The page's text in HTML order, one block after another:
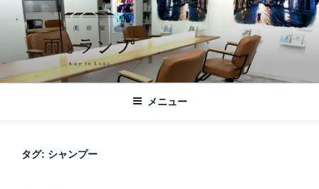
ツ
美容室 雨とランプ – AME TO LAMP -
｜札幌琴似の美容室
札幌市西区琴似の【美容室 雨とランプ】のHPです。「本」と「髪質改
メニュー
タグ: シャンプー